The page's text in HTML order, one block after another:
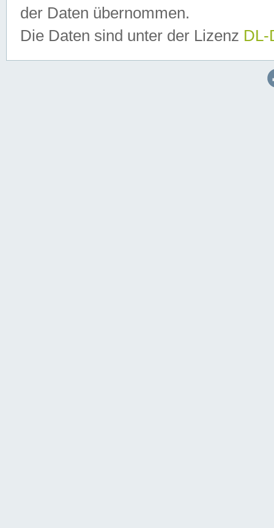
der Daten übernommen.
Die Daten sind unter der Lizenz